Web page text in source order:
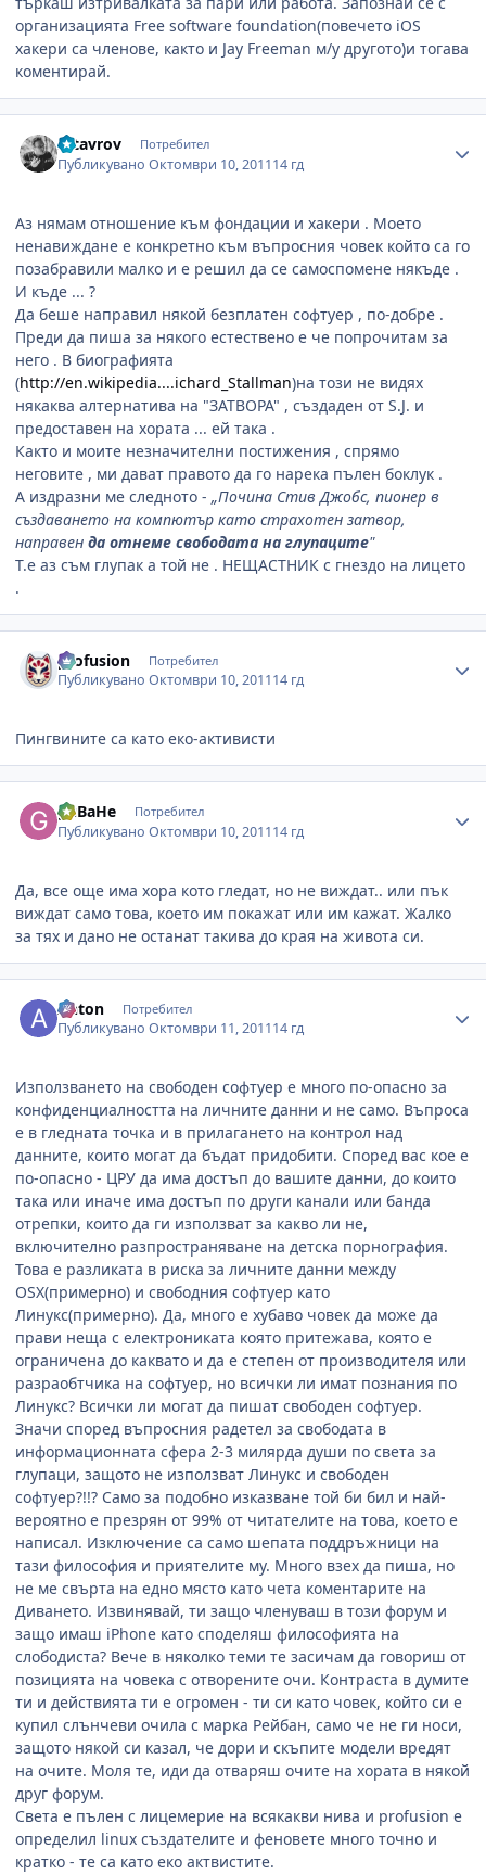
организацията Free software foundation(повечето iOS
хакери са членове, както и Jay Freeman м/у другото)и тогава
коментирай.
sstavrov Потребител
ПубликуваноОктомври 10, 201114 гд
Аз нямам отношение към фондации и хакери . Моето
ненавиждане е конкретно към въпросния човек който са го
позабравили малко и е решил да се самоспомене някъде .
И къде ... ?
Да беше направил някой безплатен софтуер , по-добре .
Преди да пиша за някого естествено е че попрочитам за
него . В биографията
(http://en.wikipedia....ichard_Stallman)на този не видях
някаква алтернатива на "ЗАТВОРА" , създаден от S.J. и
предоставен на хората ... ей така .
Както и моите незначителни постижения , спрямо
неговите , ми дават правото да го нарека пълен боклук .
А издразни ме следното - „Почина Стив Джобс, пионер в
създаването на компютър като страхотен затвор,
направен да отнеме свободата на глупаците"
Т.е аз съм глупак а той не . НЕЩАСТНИК с гнездо на лицето
.
profusion Потребител
ПубликуваноОктомври 10, 201114 гд
Пингвините са като еко-активисти
guBaHe Потребител
ПубликуваноОктомври 10, 201114 гд
Да, все още има хора кото гледат, но не виждат.. или пък
виждат само това, което им покажат или им кажат. Жалко
за тях и дано не останат такива до края на живота си.
Anton Потребител
ПубликуваноОктомври 11, 201114 гд
Използването на свободен софтуер е много по-опасно за
конфиденциалността на личните данни и не само. Въпроса
е в гледната точка и в прилагането на контрол над
данните, които могат да бъдат придобити. Според вас кое е
по-опасно - ЦРУ да има достъп до вашите данни, до които
така или иначе има достъп по други канали или банда
отрепки, които да ги използват за какво ли не,
включително разпространяване на детска порнография.
Това е разликата в риска за личните данни между
OSX(примерно) и свободния софтуер като
Линукс(примерно). Да, много е хубаво човек да може да
прави неща с електрониката която притежава, която е
ограничена до каквато и да е степен от производителя или
разраобтчика на софтуер, но всички ли имат познания по
Линукс? Всички ли могат да пишат свободен софтуер.
Значи според въпросния радетел за свободата в
информационната сфера 2-3 милярда души по света за
глупаци, защото не използват Линукс и свободен
софтуер?!!? Само за подобно изказване той би бил и най-
вероятно е презрян от 99% от читателите на това, което е
написал. Изключение са само шепата поддръжници на
тази философия и приятелите му. Много взех да пиша, но
не ме свърта на едно място като чета коментарите на
Диването. Извинявай, ти защо членуваш в този форум и
защо имаш iPhone като споделяш философията на
слободиста? Вече в няколко теми те засичам да говориш от
позицията на човека с отворените очи. Контраста в думите
ти и действията ти е огромен - ти си като човек, който си е
купил слънчеви очила с марка Рейбан, само че не ги носи,
защото някой си казал, че дори и скъпите модели вредят
на очите. Моля те, иди да отваряш очите на хората в някой
друг форум.
Света е пълен с лицемерие на всякакви нива и profusion е
определил linux създателите и феновете много точно и
кратко - те са като еко актвистите.